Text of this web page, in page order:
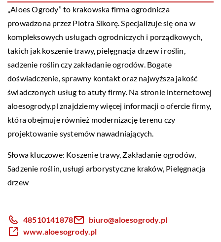
„Aloes Ogrody” to krakowska firma ogrodnicza
prowadzona przez Piotra Sikorę. Specjalizuje się ona w
kompleksowych usługach ogrodniczych i porządkowych,
takich jak koszenie trawy, pielęgnacja drzew i roślin,
sadzenie roślin czy zakładanie ogrodów. Bogate
doświadczenie, sprawny kontakt oraz najwyższa jakość
świadczonych usług to atuty firmy. Na stronie internetowej
aloesogrody.pl znajdziemy więcej informacji o ofercie firmy,
która obejmuje również modernizację terenu czy
projektowanie systemów nawadniających.
Słowa kluczowe: Koszenie trawy, Zakładanie ogrodów,
Sadzenie roślin, usługi arborystyczne kraków, Pielęgnacja
drzew
48510141878
biuro@aloesogrody.pl
www.aloesogrody.pl